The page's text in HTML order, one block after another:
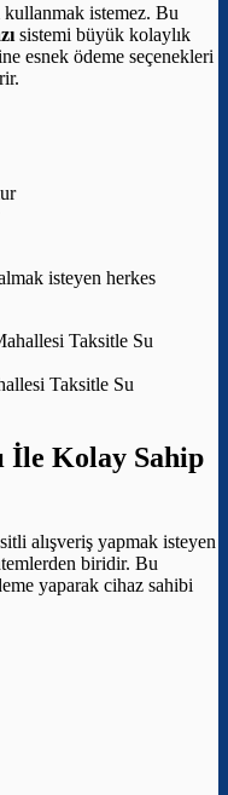
kullanmak istemez. Bu
sistemi büyük kolaylık
esnek ödeme seçenekleri
isteyen herkes
Taksitle Su
İle Kolay Sahip
alışveriş yapmak isteyen
biridir. Bu
yaparak cihaz sahibi